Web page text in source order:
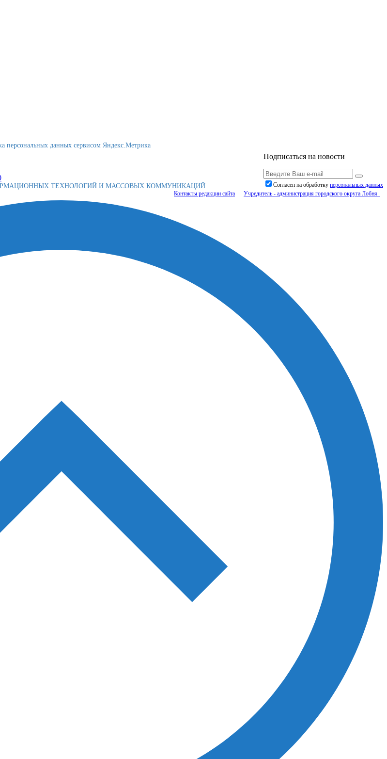
Подписаться на новости
Согласен на обработку персональныx данных
персональных данных сервисом Яндекс.Метрика
ТЕХНОЛОГИЙ И МАССОВЫХ КОММУНИКАЦИЙ
Контакты редакции сайта Учредитель - администрация городского округа Лобня